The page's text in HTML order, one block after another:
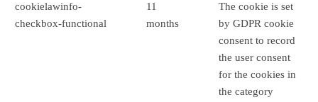
cookielawinfo-
checkbox-functional
11
months
The cookie is set
by GDPR cookie
consent to record
the user consent
for the cookies in
the category